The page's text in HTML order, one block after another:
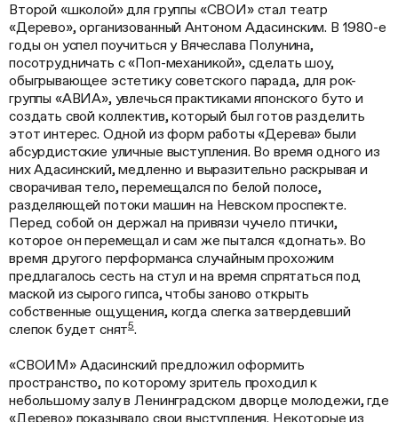
Второй «школой» для группы «СВОИ» стал театр
«Дерево», организованный Антоном Адасинским. В 1980-е
годы он успел поучиться у Вячеслава Полунина,
посотрудничать с «Поп-механикой», сделать шоу,
обыгрывающее эстетику советского парада, для рок-
группы «АВИА», увлечься практиками японского буто и
создать свой коллектив, который был готов разделить
этот интерес. Одной из форм работы «Дерева» были
абсурдистские уличные выступления. Во время одного из
них Адасинский, медленно и выразительно раскрывая и
сворачивая тело, перемещался по белой полосе,
разделяющей потоки машин на Невском проспекте.
Перед собой он держал на привязи чучело птички,
которое он перемещал и сам же пытался «догнать». Во
время другого перформанса случайным прохожим
предлагалось сесть на стул и на время спрятаться под
маской из сырого гипса, чтобы заново открыть
собственные ощущения, когда слегка затвердевший
слепок будет снят5.
«СВОИМ» Адасинский предложил оформить
пространство, по которому зритель проходил к
небольшому залу в Ленинградском дворце молодежи, где
«Дерево» показывало свои выступления. Некоторые из